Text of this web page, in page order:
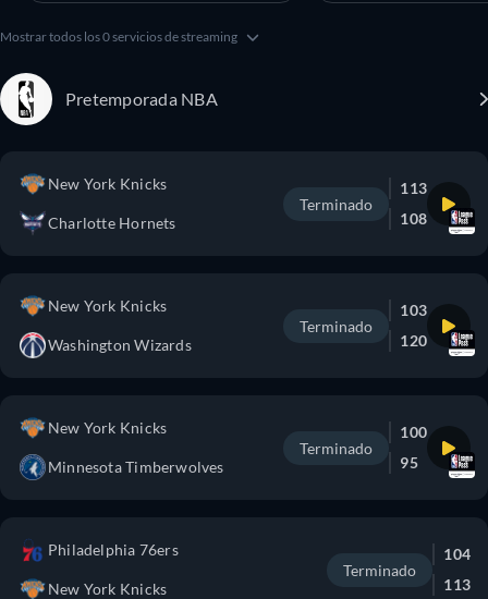
Mostrar todos los 0 servicios de streaming
Pretemporada NBA
New York Knicks
Charlotte Hornets
Terminado
113
108
New York Knicks
Washington Wizards
Terminado
103
120
New York Knicks
Minnesota Timberwolves
Terminado
100
95
Philadelphia 76ers
New York Knicks
Terminado
104
113